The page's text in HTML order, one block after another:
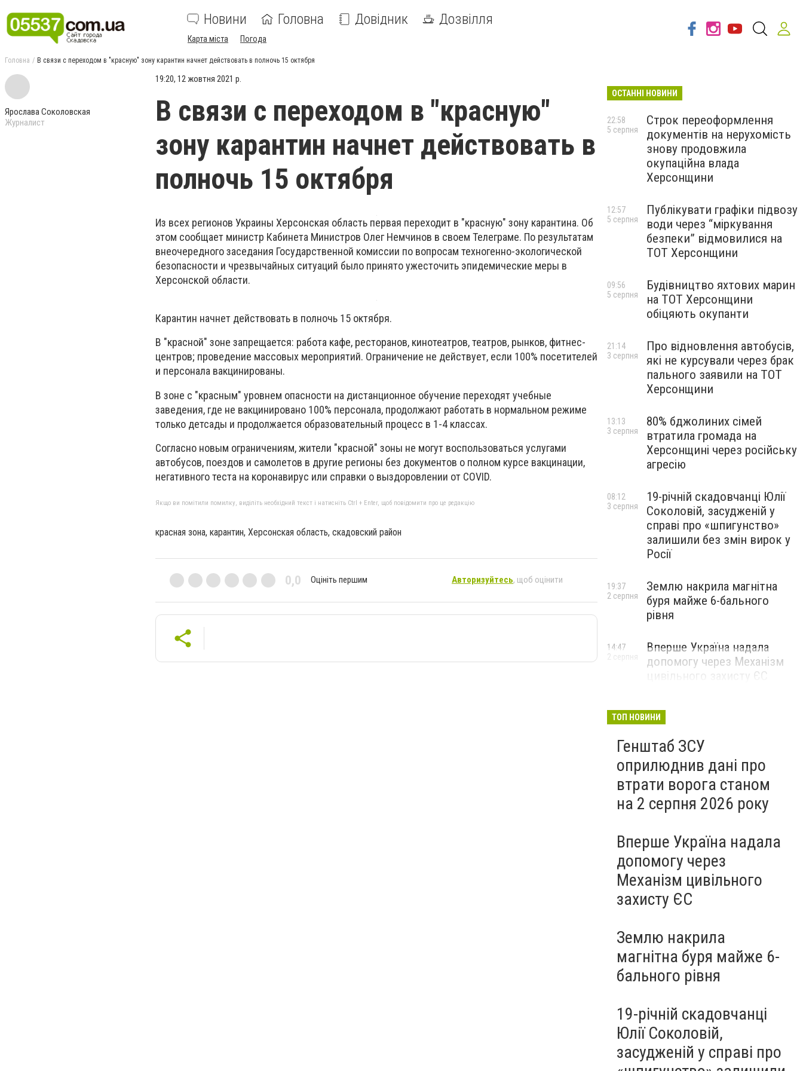
Новини Головна Довідник Дозвілля
Карта міста Погода
Головна В связи с переходом в "красную" зону карантин начнет действовать в полночь 15 октября
Ярослава Соколовская
Журналист
19:20, 12 жовтня 2021 р.
В связи с переходом в "красную"
зону карантин начнет действовать в
полночь 15 октября
Из всех регионов Украины Херсонская область первая переходит в "красную" зону карантина. Об
этом сообщает министр Кабинета Министров Олег Немчинов в своем Телеграме. По результатам
внеочередного заседания Государственной комиссии по вопросам техногенно-экологической
безопасности и чрезвычайных ситуаций было принято ужесточить эпидемические меры в
Херсонской области.
Карантин начнет действовать в полночь 15 октября.
В "красной" зоне запрещается: работа кафе, ресторанов, кинотеатров, театров, рынков, фитнес-
центров; проведение массовых мероприятий. Ограничение не действует, если 100% посетителей
и персонала вакцинированы.
В зоне с "красным" уровнем опасности на дистанционное обучение переходят учебные
заведения, где не вакцинировано 100% персонала, продолжают работать в нормальном режиме
только детсады и продолжается образовательный процесс в 1-4 классах.
Согласно новым ограничениям, жители "красной" зоны не могут воспользоваться услугами
автобусов, поездов и самолетов в другие регионы без документов о полном курсе вакцинации,
негативного теста на коронавирус или справки о выздоровлении от COVID.
Якщо ви помітили помилку, виділіть необхідний текст і натисніть Ctrl + Enter, щоб повідомити про це редакцію
красная зона, карантин, Херсонская область, скадовский район
0,0 Оцініть першим Авторизуйтесь, щоб оцінити
ОСТАННІ НОВИНИ
Строк переоформлення
документів на нерухомість
знову продовжила
окупаційна влада
Херсонщини
22:58
5 серпня
Публікувати графіки підвозу
води через “міркування
безпеки” відмовилися на
ТОТ Херсонщини
12:57
5 серпня
Будівництво яхтових марин
на ТОТ Херсонщини
обіцяють окупанти
09:56
5 серпня
Про відновлення автобусів,
які не курсували через брак
пального заявили на ТОТ
Херсонщини
21:14
3 серпня
80% бджолиних сімей
втратила громада на
Херсонщині через російську
агресію
13:13
3 серпня
19-річній скадовчанці Юлії
Соколовій, засудженій у
справі про «шпигунство»
залишили без змін вирок у
Росії
08:12
3 серпня
Землю накрила магнітна
буря майже 6-бального
рівня
19:37
2 серпня
Вперше Україна надала
допомогу через Механізм
цивільного захисту ЄС
14:47
2 серпня
ТОП НОВИНИ
Генштаб ЗСУ
оприлюднив дані про
втрати ворога станом
на 2 серпня 2026 року
Вперше Україна надала
допомогу через
Механізм цивільного
захисту ЄС
Землю накрила
магнітна буря майже 6-
бального рівня
19-річній скадовчанці
Юлії Соколовій,
засудженій у справі про